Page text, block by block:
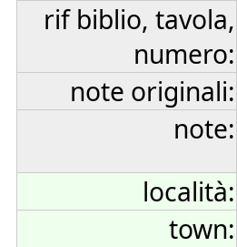
rif biblio, tavola,
numero:
note originali:
note:
località:
town: